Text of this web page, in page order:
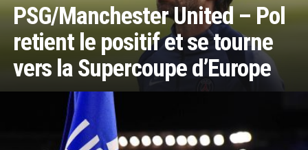
PSG/Manchester United – Pol
retient le positif et se tourne
vers la Supercoupe d’Europe